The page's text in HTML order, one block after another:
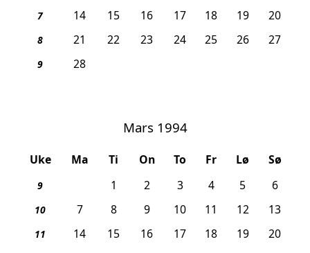
7 14 15 16 17 18 19 20
8 21 22 23 24 25 26 27
9 28
Mars 1994
Uke Ma Ti On To Fr Lø Sø
9 1 2 3 4 5 6
10 7 8 9 10 11 12 13
11 14 15 16 17 18 19 20